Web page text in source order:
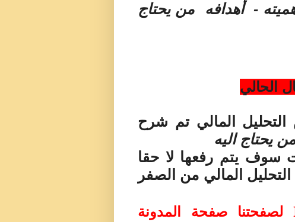
- أهدافه من يحتاج
الحالي
المالي تم شرح
يحتاج اليه
سوف يتم رفعها لا حقا
المالي من الصفر
لصفحتنا صفحة المدونة